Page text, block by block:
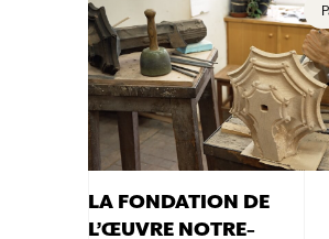
LA FONDATION DE
L’ŒUVRE NOTRE-